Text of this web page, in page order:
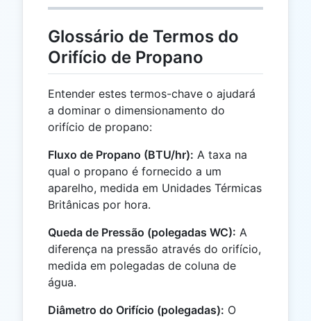
Glossário de Termos do
Orifício de Propano
Entender estes termos-chave o ajudará
a dominar o dimensionamento do
orifício de propano:
Fluxo de Propano (BTU/hr): A taxa na
qual o propano é fornecido a um
aparelho, medida em Unidades Térmicas
Britânicas por hora.
Queda de Pressão (polegadas WC): A
diferença na pressão através do orifício,
medida em polegadas de coluna de
água.
Diâmetro do Orifício (polegadas): O